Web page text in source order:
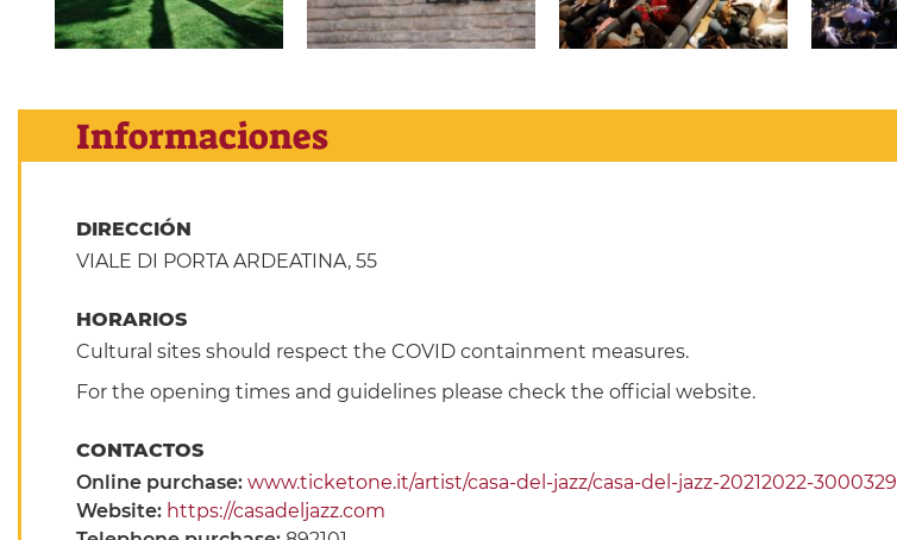
Informaciones
DIRECCIÓN
VIALE DI PORTA ARDEATINA, 55
HORARIOS
Cultural sites should respect the COVID containment measures.
For the opening times and guidelines please check the official website.
CONTACTOS
Online purchase: www.ticketone.it/artist/casa-del-jazz/casa-del-jazz-20212022-3000329
Website: https://casadeljazz.com